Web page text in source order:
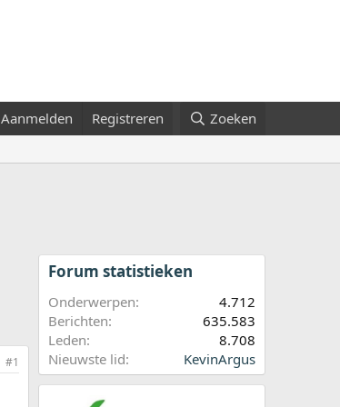
Aanmelden Registreren Zoeken
#1
Forum statistieken
Onderwerpen
4.712
Berichten
635.583
Leden
8.708
Nieuwste lid
KevinArgus